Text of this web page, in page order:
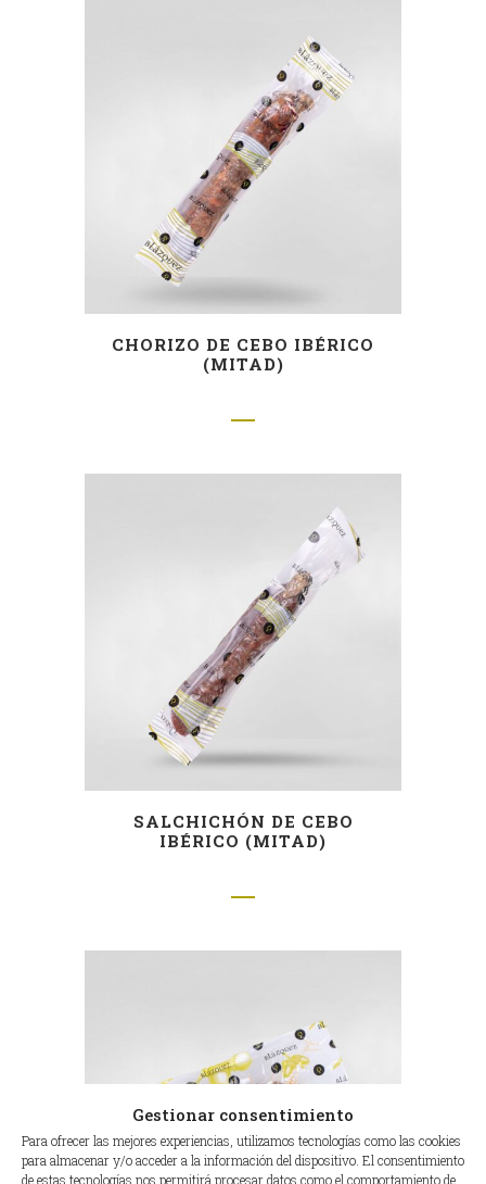
Gestionar consentimiento
Para ofrecer las mejores experiencias, utilizamos tecnologías como las cookies
para almacenar y/o acceder a la información del dispositivo. El consentimiento
de estas tecnologías nos permitirá procesar datos como el comportamiento de
CHORIZO DE CEBO IBÉRICO
(MITAD)
SALCHICHÓN DE CEBO
IBÉRICO (MITAD)